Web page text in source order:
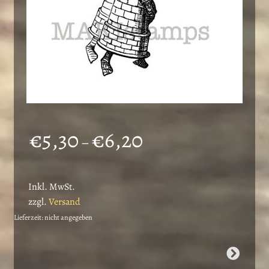
€5,30–€6,20
Inkl. MwSt.
zzgl.Versand
Lieferzeit: nicht angegeben